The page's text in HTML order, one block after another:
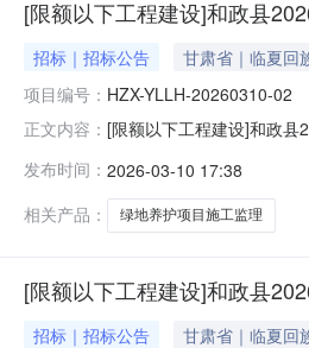
[限额以下工程建设]和政县
招标｜招标公告 甘肃省｜临夏回
项目编号： HZX-YLLH-20260310-02
正文内容： [限额以下工程建设]和政
位和政县园林绿化服务中
发布时间： 2026-03-10 17:38
相关产品：
绿地养护项目施工监理
[限额以下工程建设]和政县
招标｜招标公告 甘肃省｜临夏回